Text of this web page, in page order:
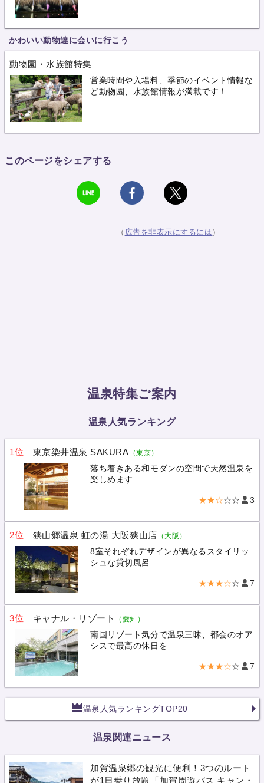
かわいい動物達に会いに行こう
動物園・水族館特集
営業時間や入場料、季節のイベント情報な
ど動物園、水族館情報が満載です！
このページをシェアする
（ 広告を非表示にするには ）
温泉特集ご案内
温泉人気ランキング
1位 東京染井温泉 SAKURA （東京）
落ち着きある和モダンの空間で天然温泉を
楽しめます
★★☆☆☆ 3
2位 狭山郷温泉 虹の湯 大阪狭山店 （大阪）
8室それぞれデザインが異なるスタイリッ
シュな貸切風呂
★★★☆☆ 7
3位 キャナル・リゾート （愛知）
南国リゾート気分で温泉三昧、都会のオア
シスで最高の休日を
★★★☆☆ 7
温泉人気ランキングTOP20
温泉関連ニュース
加賀温泉郷の観光に便利！3つのルート
が1日乗り放題「加賀周遊バス キャン・